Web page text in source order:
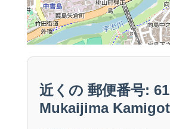
近くの 郵便番号:
Mukaijima